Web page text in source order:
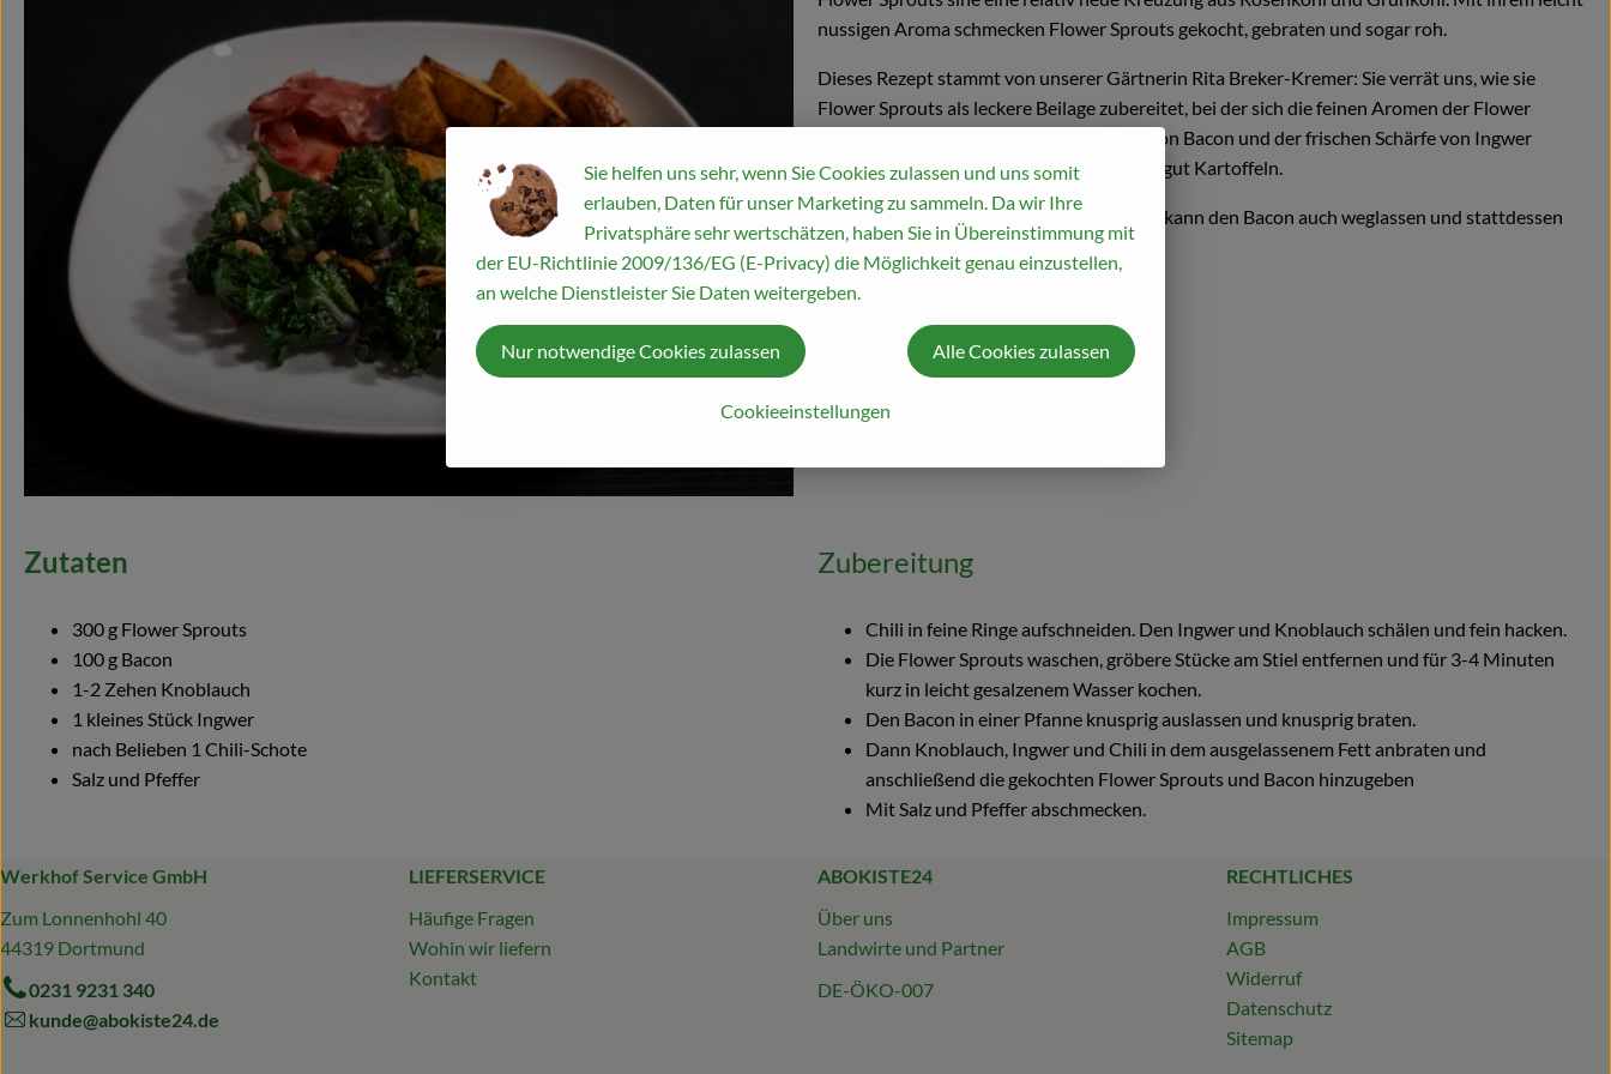
nussigen Aroma schmecken Flower Sprouts gekocht, gebraten und sogar roh.
Dieses Rezept stammt von unserer Gärtnerin Rita Breker-Kremer: Sie verrät uns, wie sie
Flower Sprouts als leckere Beilage zubereitet, bei der sich die feinen Aromen der Flower
Sprouts mit dem herzhaften Geschmack von Bacon und der frischen Schärfe von Ingwer
verbinden. Dazu passen zum Beispiel sehr gut Kartoffeln.
Wer es lieber vegetarisch oder vegan mag, kann den Bacon auch weglassen und stattdessen
Butter oder Olivenöl nehmen.
Zutaten
300 g Flower Sprouts
100 g Bacon
1-2 Zehen Knoblauch
1 kleines Stück Ingwer
nach Belieben 1 Chili-Schote
Salz und Pfeffer
Zubereitung
Chili in feine Ringe aufschneiden. Den Ingwer und Knoblauch schälen und fein hacken.
Die Flower Sprouts waschen, gröbere Stücke am Stiel entfernen und für 3-4 Minuten
kurz in leicht gesalzenem Wasser kochen.
Den Bacon in einer Pfanne knusprig auslassen und knusprig braten.
Dann Knoblauch, Ingwer und Chili in dem ausgelassenem Fett anbraten und
anschließend die gekochten Flower Sprouts und Bacon hinzugeben
Mit Salz und Pfeffer abschmecken.
Werkhof Service GmbH
Zum Lonnenhohl 40
44319 Dortmund
0231 9231 340
kunde@abokiste24.de
LIEFERSERVICE
Häufige Fragen
Wohin wir liefern
Kontakt
ABOKISTE24
Über uns
Landwirte und Partner
DE-ÖKO-007
RECHTLICHES
Impressum
AGB
Widerruf
Datenschutz
Sitemap
Sie helfen uns sehr, wenn Sie Cookies zulassen und uns somit
erlauben, Daten für unser Marketing zu sammeln. Da wir Ihre
Privatsphäre sehr wertschätzen, haben Sie in Übereinstimmung mit
der EU-Richtlinie 2009/136/EG (E-Privacy) die Möglichkeit genau einzustellen,
an welche Dienstleister Sie Daten weitergeben.
Cookieeinstellungen
Nur notwendige Cookies zulassen Alle Cookies zulassen